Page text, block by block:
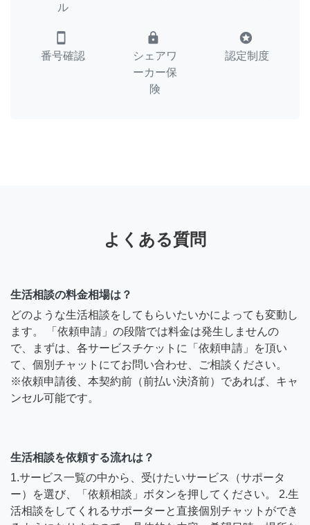
ル
smartphone
番号確認
lock
シェアワ
ーカー保
険
stars
認定制度
よくある質問
生活相談の料金相場は？
どのような生活相談をしてもらいたいかによっても変動し
ます。 「依頼申請」の段階では料金は発生しませんの
で、まずは、各サービスチケットに「依頼申請」を頂い
て、個別チャットにてお問い合わせ、ご相談ください。
※依頼申請後、本契約前（前払い決済前）であれば、キャ
ンセル可能です。
生活相談を依頼する流れは？
1.サービス一覧の中から、受けたいサービス（サポータ
ー）を選び、「依頼相談」ボタンを押してください。 2.生
活相談をしてくれるサポーターと直接個別チャットができ